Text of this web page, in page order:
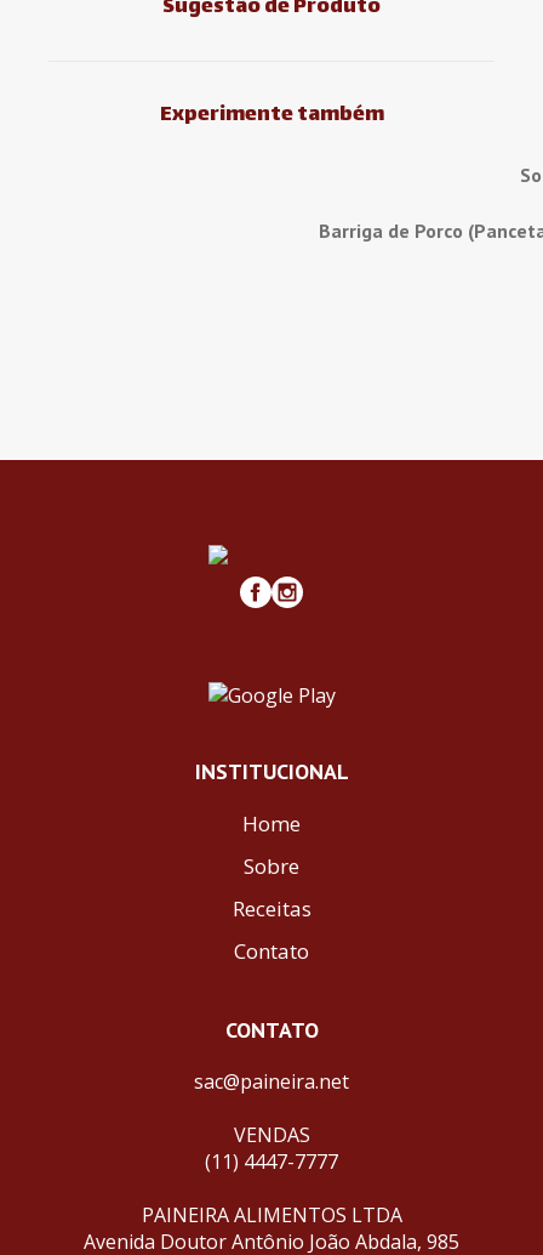
Sugestão de Produto
Experimente também
Barriga de Porco
INSTITUCIONAL
Home
Sobre
Receitas
Contato
CONTATO
sac@paineira.net
VENDAS
(11) 4447-7777
PAINEIRA ALIMENTOS LTDA
Avenida Doutor Antônio João Abdala, 985